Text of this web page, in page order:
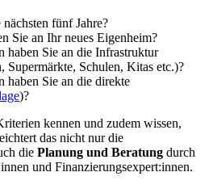
fünf Jahre?
Sie an Ihr neues Eigenheim?
haben Sie an die Infrastruktur
Supermärkte, Schulen, Kitas etc.)?
haben Sie an die direkte
)?
kennen und zudem wissen,
das nicht nur die
die Planung und Beratung durch
und Finanzierungsexpert:innen.